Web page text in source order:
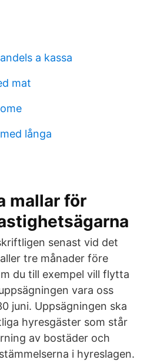
a kassa
mat
långa
mallar för
senast vid det
tre månader före
du till exempel vill flytta
vara oss
juni. Uppsägningen ska
hyresgäster som står
av bostäder och
i hyreslagen.